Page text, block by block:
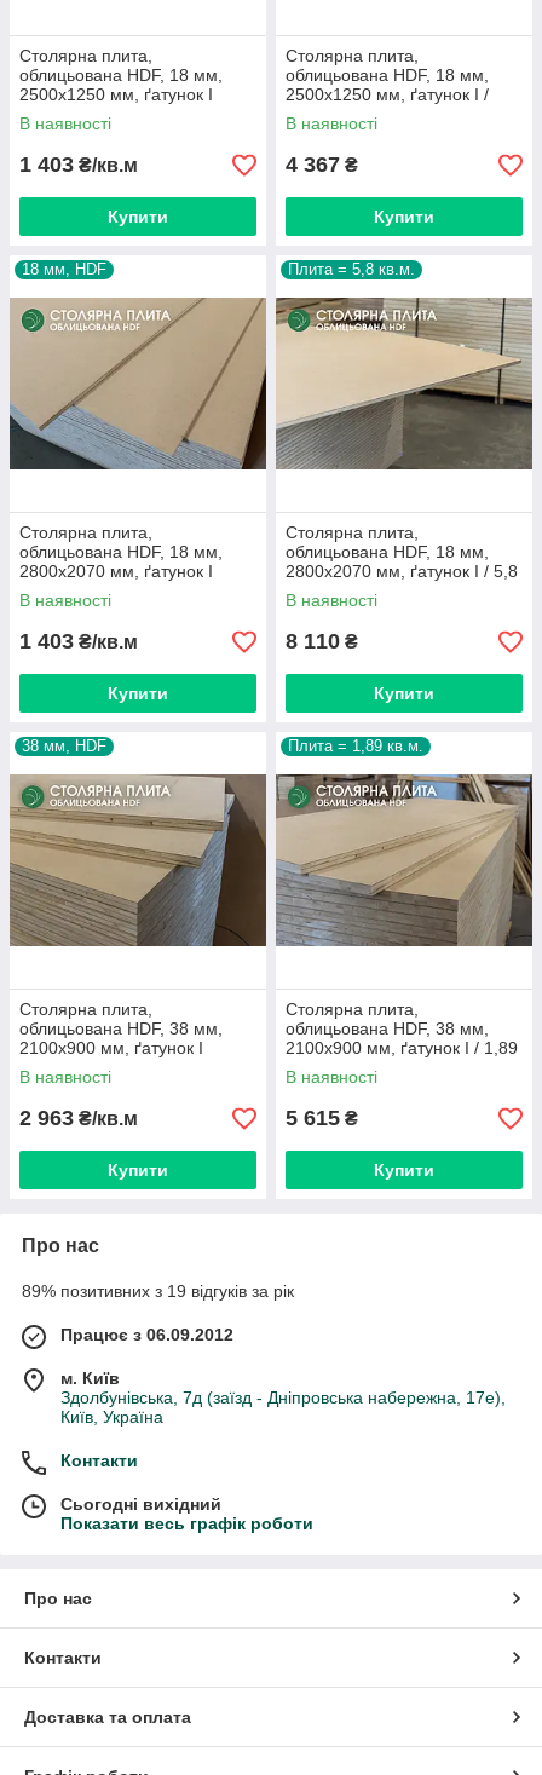
Столярна плита,
облицьована HDF, 18 мм,
2500х1250 мм, ґатунок I
В наявності
1 403 ₴/кв.м
Купити
Столярна плита,
облицьована HDF, 18 мм,
2500х1250 мм, ґатунок I /
3,125 кв.м.
В наявності
4 367 ₴
Купити
18 мм, HDF
Столярна плита,
облицьована HDF, 18 мм,
2800х2070 мм, ґатунок I
В наявності
1 403 ₴/кв.м
Купити
Плита = 5,8 кв.м.
Столярна плита,
облицьована HDF, 18 мм,
2800х2070 мм, ґатунок I / 5,8
кв.м.
В наявності
8 110 ₴
Купити
38 мм, HDF
Столярна плита,
облицьована HDF, 38 мм,
2100х900 мм, ґатунок I
В наявності
2 963 ₴/кв.м
Купити
Плита = 1,89 кв.м.
Столярна плита,
облицьована HDF, 38 мм,
2100х900 мм, ґатунок I / 1,89
кв.м.
В наявності
5 615 ₴
Купити
Про нас
89% позитивних з 19 відгуків за рік
Працює з 06.09.2012
м. Київ
Здолбунівська, 7д (заїзд - Дніпровська набережна, 17е),
Київ, Україна
Контакти
Сьогодні вихідний
Показати весь графік роботи
Про нас
Контакти
Доставка та оплата